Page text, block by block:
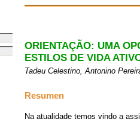
ORIENTAÇÃO: UMA
ESTILOS DE VIDA
Tadeu Celestino, Antonino
Resumen
Na atualidade temos vindo a